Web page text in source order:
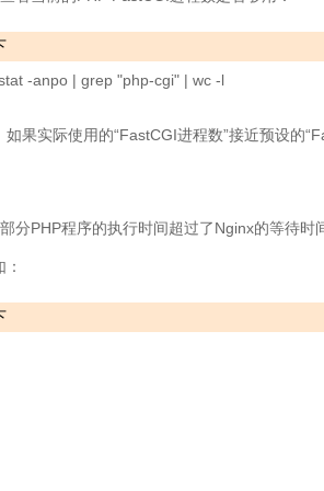
-anpo | grep "php-cgi" | wc -l
实际使用的“FastCGI进程数”接近预设的
分PHP程序的执行时间超过了Nginx的等待